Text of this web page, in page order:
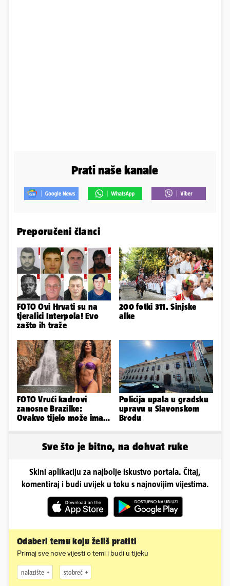
Prati naše kanale
Preporučeni članci
FOTO Ovi Hrvati su na
tjeralici Interpola! Evo
zašto ih traže
200 fotki 311. Sinjske
alke
FOTO Vrući kadrovi
zanosne Brazilke:
Ovakvo tijelo može imati
Policija upala u gradsku
upravu u Slavonskom
Brodu
Sve što je bitno, na dohvat ruke
Skini aplikaciju za najbolje iskustvo portala. Čitaj,
komentiraj i budi uvijek u toku s najnovijim vijestima.
Odaberi temu koju želiš pratiti
Primaj sve nove vijesti o temi i budi u tijeku
nalazište stobreč